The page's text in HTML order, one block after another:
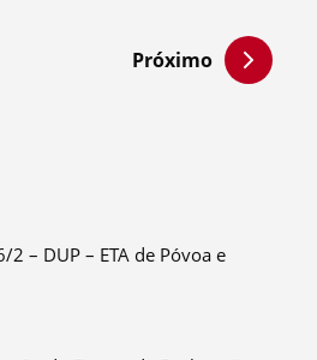
Próximo
– DUP – ETA de Póvoa e